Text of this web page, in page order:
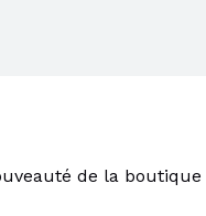
de la boutique